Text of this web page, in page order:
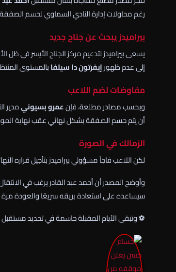
رغم محاولات إدارة النادي السماوي لحسم
بيراميدز يبحث عن جناح جديد
يسعى بيراميدز لتدعيم مركز الجناح الأيسر في ظل
إلى عدم ظهورإيفرتون دا سيلفابالمستوى
مفاوضات لضم اللاعب
وبحسب مصادر مطلعة، فإنعمرو بسيونيمدير
أن يتم حسم الصفقة بشكل نهائي عقب نهاية
الزمالك في الصورة
لكن اللاعب فاجأ مسؤولي بيراميدز بتأجيل قراره
وأوضح المصدر أن أحمد عبد القادر يرغب في
سيساعده على استعادة بريقه سريعًا والعودة مرة
⚽ وتبقى الأيام المقبلة حاسمة في تحديد